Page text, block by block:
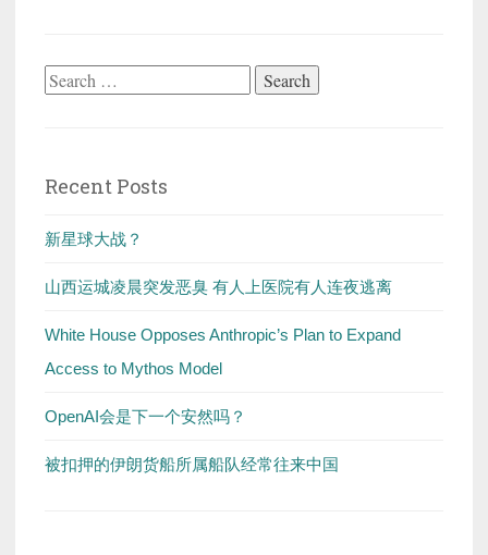
Search
Recent Posts
新星球大战？
山西运城凌晨突发恶臭 有人上医院有人连夜逃离
White House Opposes Anthropic’s Plan to Expand
Access to Mythos Model
OpenAI会是下一个安然吗？
被扣押的伊朗货船所属船队经常往来中国